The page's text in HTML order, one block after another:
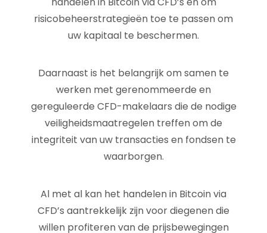
risicobeheerstrategieën toe te passen om
uw kapitaal te beschermen.
Daarnaast is het belangrijk om samen te
werken met gerenommeerde en
gereguleerde CFD-makelaars die de nodige
veiligheidsmaatregelen treffen om de
integriteit van uw transacties en fondsen te
waarborgen.
Al met al kan het handelen in Bitcoin via
CFD’s aantrekkelijk zijn voor diegenen die
willen profiteren van de prijsbewegingen